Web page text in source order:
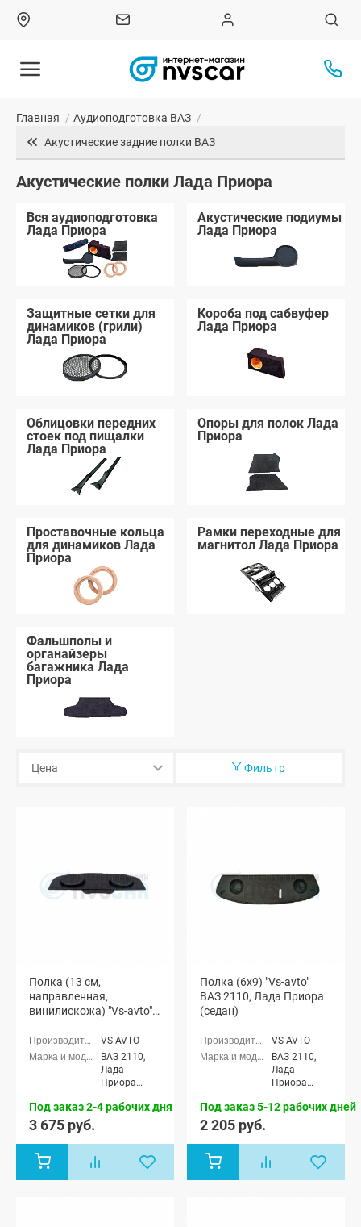
Главная / Аудиоподготовка ВАЗ /
Акустические задние полки ВАЗ
Акустические полки Лада Приора
Вся аудиоподготовка
Лада Приора
Акустические подиумы
Лада Приора
Защитные сетки для
динамиков (грили)
Лада Приора
Короба под сабвуфер
Лада Приора
Облицовки передних
стоек под пищалки
Лада Приора
Опоры для полок Лада
Приора
Проставочные кольца
для динамиков Лада
Приора
Рамки переходные для
магнитол Лада Приора
Фальшполы и
органайзеры
багажника Лада
Приора
Фильтр
Полка (13 см,
направленная,
винилискожа) "Vs-avto"
(седан)
VS-AVTO
ВАЗ 2110,
Лада
Приора
2170)
Под заказ 2-4 рабочих дня
3 675 руб.
Полка (6x9) "Vs-avto"
ВАЗ 2110, Лада Приора
(седан)
VS-AVTO
ВАЗ 2110,
Лада
Приора
2170)
Под заказ 5-12 рабочих дней
2 205 руб.